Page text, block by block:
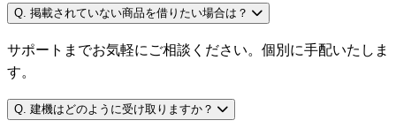
Q. 掲載されていない商品を借りたい場合は？
サポートまでお気軽にご相談ください。個別に手配いたしま
す。
Q. 建機はどのように受け取りますか？